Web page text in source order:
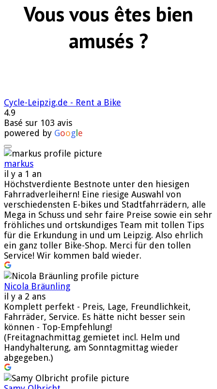
Vous vous êtes bien
amusés ?
Cycle-Leipzig.de - Rent a Bike
4.9
Basé sur 103 avis
powered by Goog e
markus
il y a 1 an
Höchstverdiente Bestnote unter den hiesigen
Fahrradverleihern! Eine riesige Auswahl von
verschiedensten E-bikes und Stadtfahrrädern, alle
Mega in Schuss und sehr faire Preise sowie ein sehr
fröhliches und ortskundiges Team mit tollen Tips
für die Erkundung in und um Leipzig. Also ehrlich
ein ganz toller Bike-Shop. Merci für den tollen
Service! Wir kommen bald wieder.
Nicola Bräunling
il y a 2 ans
Komplett perfekt - Preis, Lage, Freundlichkeit,
Fahrräder, Service. Es hätte nicht besser sein
können - Top-Empfehlung!
(Freitagnachmittag gemietet incl. Helm und
Handyhalterung, am Sonntagmittag wieder
abgegeben.)